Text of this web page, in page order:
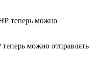
можно отправлять